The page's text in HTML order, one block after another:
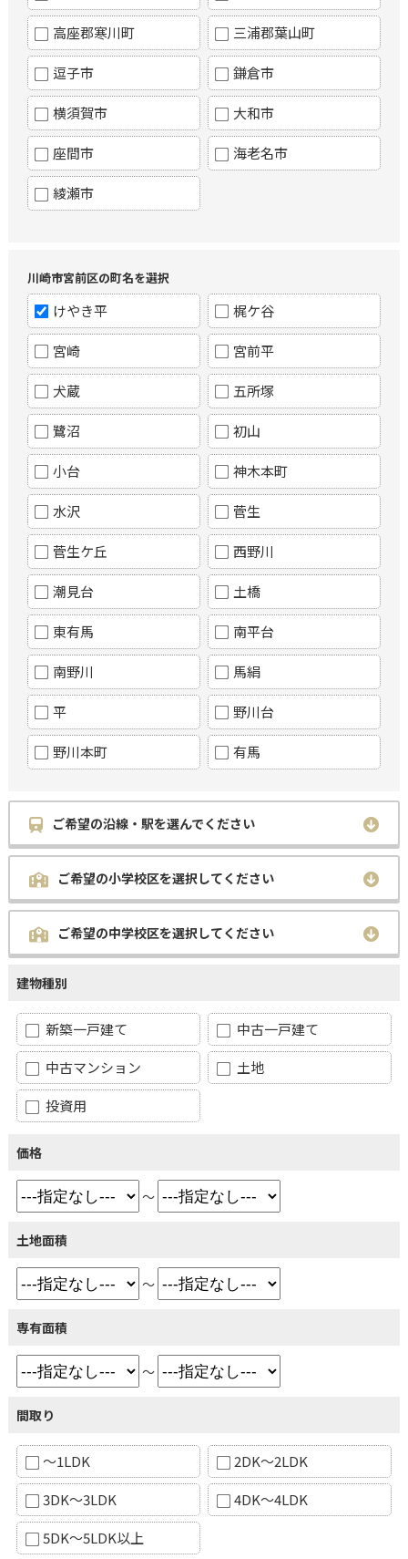
高座郡寒川町 三浦郡葉山町
逗子市 鎌倉市
横須賀市 大和市
座間市 海老名市
綾瀬市
川崎市宮前区の町名を選択
けやき平 梶ケ谷
宮崎 宮前平
犬蔵 五所塚
鷺沼 初山
小台 神木本町
水沢 菅生
菅生ケ丘 西野川
潮見台 土橋
東有馬 南平台
南野川 馬絹
平 野川台
野川本町 有馬
ご希望の沿線・駅を選んでください
ご希望の小学校区を選択してください
ご希望の中学校区を選択してください
建物種別
新築一戸建て
中古一戸建て
中古マンション
土地
投資用
価格
～
土地面積
～
専有面積
～
間取り
～1LDK
2DK～2LDK
3DK～3LDK
4DK～4LDK
5DK～5LDK以上